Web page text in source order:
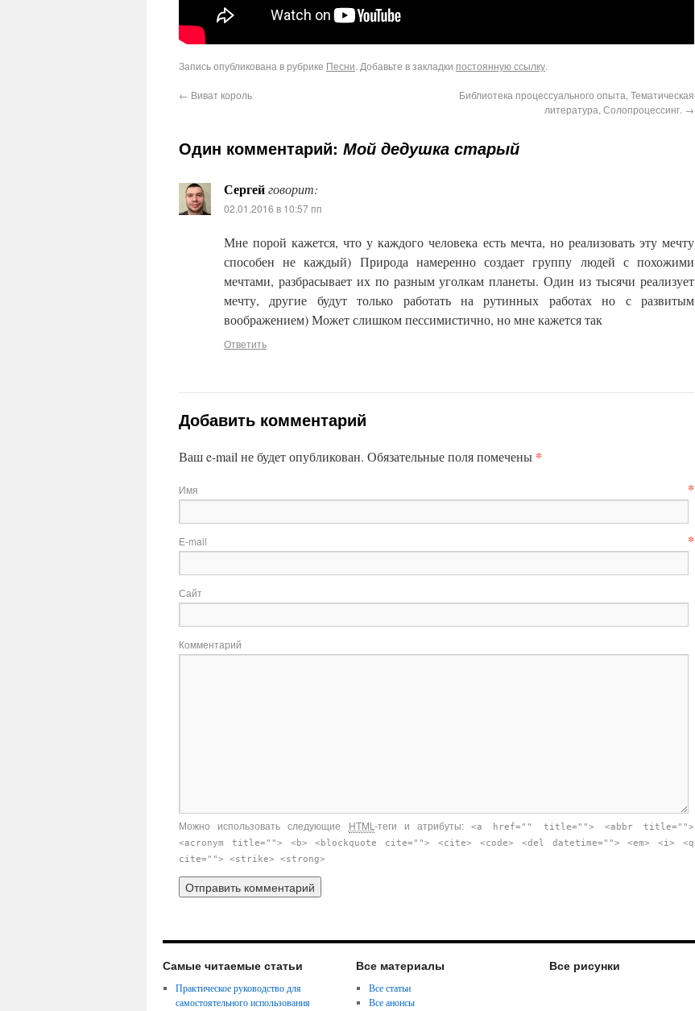
Запись опубликована в рубрике Песни. Добавьте в закладки постоянную ссылку.
← Виват король
Библиотека процессуального опыта, Тематическая
литература, Солопроцессинг. →
Один комментарий: Мой дедушка старый
Сергейговорит:
02.01.2016 в 10:57 пп
Мне порой кажется, что у каждого человека есть мечта, но реализовать эту мечту
способен не каждый) Природа намеренно создает группу людей с похожими
мечтами, разбрасывает их по разным уголкам планеты. Один из тысячи реализует
мечту, другие будут только работать на рутинных работах но с развитым
воображением) Может слишком пессимистично, но мне кажется так
Ответить
Добавить комментарий
Ваш e-mail не будет опубликован. Обязательные поля помечены *
Имя *
E-mail *
Сайт
Комментарий
Можно использовать следующие HTML -теги и атрибуты:<a href="" title=""> <abbr title="">
<acronym title=""> <b> <blockquote cite=""> <cite> <code> <del datetime=""> <em> <i> <q
cite=""> <strike> <strong>
Самые читаемые статьи
Практическое руководство для
самостоятельного использования
Все материалы
Все статьи
Все анонсы
Все рисунки